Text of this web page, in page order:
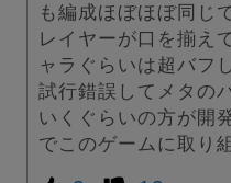
も編成ほぼほぼ同じ
レイヤーが口を揃え
ャラぐらいは超バフ
試行錯誤してメタの
いくぐらいの方が開
でこのゲームに取り